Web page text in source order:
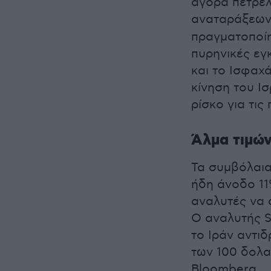
πυρηνικές
και το
κίνηση του
ρίσκο για
Άλμα
Τα
ήδη άνοδο
αναλυτές να
Ο αναλυτής
το Ιράν
των 100